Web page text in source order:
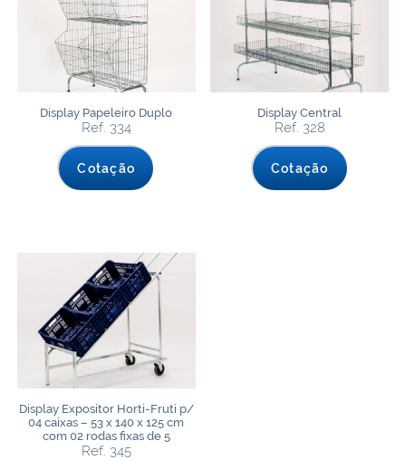
Display Papeleiro Duplo
Ref. 334
Cotação
Display Central
Ref. 328
Cotação
Display Expositor Horti-Fruti p/
04 caixas – 53 x 140 x 125 cm
com 02 rodas fixas de 5
Ref. 345